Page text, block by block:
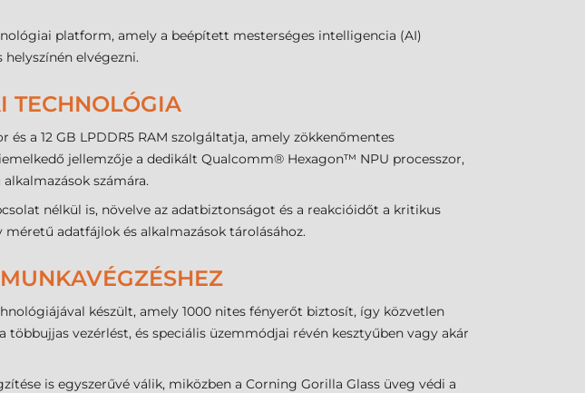
platform, amely a beépített mesterséges intelligencia (AI)
elvégezni.
TECHNOLÓGIA
a 12 GB LPDDR5 RAM szolgáltatja, amely zökkenőmentes
jellemzője a dedikált Qualcomm® Hexagon™ NPU processzor,
számára.
nélkül is, növelve az adatbiztonságot és a reakcióidőt a kritikus
adatfájlok és alkalmazások tárolásához.
készült, amely 1000 nites fényerőt biztosít, így közvetlen
vezérlést, és speciális üzemmódjai révén kesztyűben vagy akár
is egyszerűvé válik, miközben a Corning Gorilla Glass üveg védi a